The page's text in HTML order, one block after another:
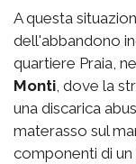
A questa
dell'abbandono
quartiere Praia,
Monti, dove la
una discarica
materasso sul
componenti di un